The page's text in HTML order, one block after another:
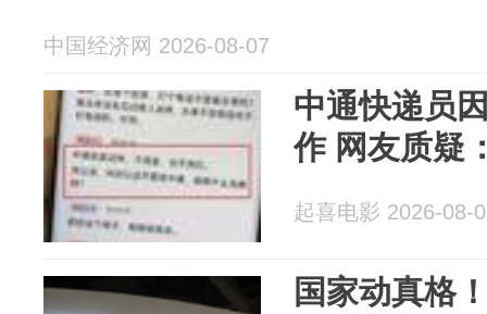
中国经济网 2026-08-07
中通快递员
作 网友质疑
起喜电影 2026-08-
国家动真格